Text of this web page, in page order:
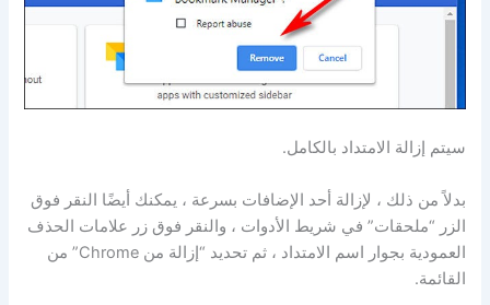
سيتم إزالة الامتداد بالكامل.
بدلاً من ذلك ، لإزالة أحد الإضافات بسرعة ، يمكنك أيضًا النقر فوق
الزر “ملحقات” في شريط الأدوات ، والنقر فوق زر علامات الحذف
العمودية بجوار اسم الامتداد ، ثم تحديد “إزالة من Chrome” من
القائمة.